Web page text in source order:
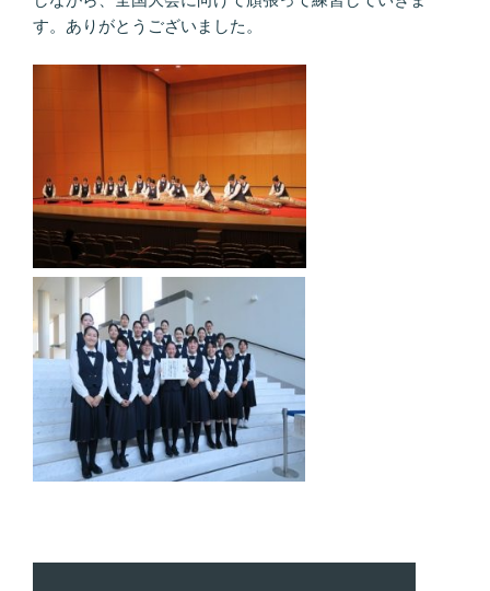
す。ありがとうございました。